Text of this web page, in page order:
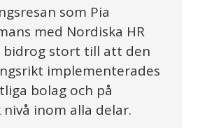
som Pia
med Nordiska HR
bidrog stort till att den
implementerades
bolag och på
nivå inom alla delar.